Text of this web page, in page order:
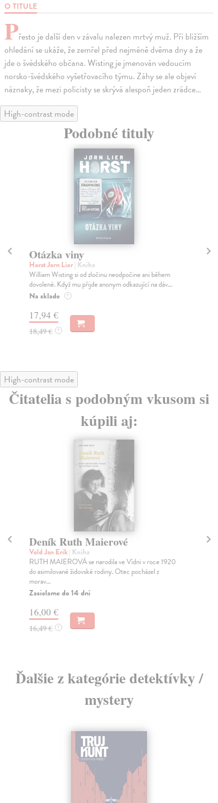
O TITULE
Přesto je další den v závalu nalezen mrtvý muž. Při bližším
ohledání se ukáže, že zemřel před nejméně dvěma dny a že
jde o švédského občana. Wisting je jmenován vedoucím
norsko-švédského vyšetřovacího týmu. Záhy se ale objeví
náznaky, že mezi policisty se skrývá alespoň jeden zrádce…
High-contrast mode
Podobné tituly
Otázka viny
Horst Jorn Lier| Kniha
William Wisting si od zločinu neodpočine ani během
dovolené. Když mu přijde anonym odkazující na dáv...
Na sklade ?
17,94 €
18,49 € ?
High-contrast mode
Čitatelia s podobným vkusom si
kúpili aj:
Deník Ruth Maierové
Vold Jan Erik| Kniha
RUTH MAIEROVÁ se narodila ve Vídni v roce 1920
do asimilované židovské rodiny. Otec pocházel z
morav...
Zasielame do 14 dní
16,00 €
16,49 € ?
Ďalšie z kategórie detektívky /
mystery